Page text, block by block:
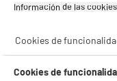
Marca
Tipo de producto
Información de las cookies‎
Cookies de
Cookies de